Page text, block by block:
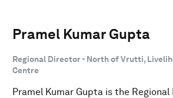
Pramel Kumar Gupta
Regional Director - North of Vrutti,
Centre
Pramel Kumar Gupta is the